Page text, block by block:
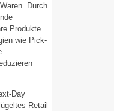
Durch
Produkte
wie Pick-
Day
Retail